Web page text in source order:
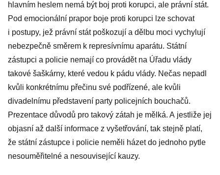
hlavním heslem nemá být boj proti korupci, ale právní stát.
Pod emocionální prapor boje proti korupci lze schovat
i postupy, jež právní stát poškozují a dělbu moci vychylují
nebezpečně směrem k represívnímu aparátu. Státní
zástupci a policie nemají co provádět na Úřadu vlády
takové šaškárny, které vedou k pádu vlády. Nečas nepadl
kvůli konkrétnímu přečinu své podřízené, ale kvůli
divadelnímu představení party policejních bouchačů.
Prezentace důvodů pro takový zátah je mělká. A jestliže jej
objasní až další informace z vyšetřování, tak stejně platí,
že státní zástupce i policie neměli házet do jednoho pytle
nesouměřitelné a nesouvisející kauzy.